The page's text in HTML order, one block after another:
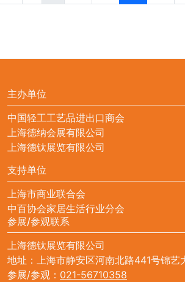
主办单位
中国轻工工艺品进出口商会
上海德纳会展有限公司
上海德钛展览有限公司
支持单位
上海市商业联合会
中百协会家居生活行业分会
参展/参观联系
上海德钛展览有限公司
地址：上海市静安区河南北路441号锦艺
参展/参观： 021-56710358